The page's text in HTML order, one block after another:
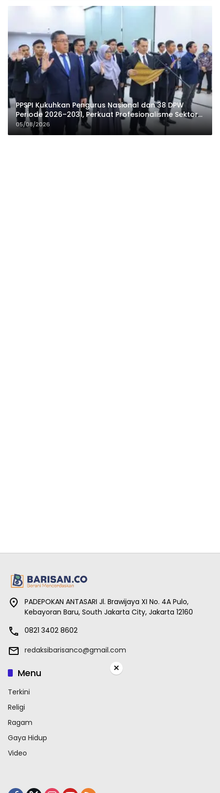
PPSPI Kukuhkan Pengurus Nasional dan 38 DPW
Periode 2026–2031, Perkuat Profesionalisme Sektor
Publik
05/08/2026
PADEPOKAN ANTASARI Jl. Brawijaya XI No. 4A Pulo,
Kebayoran Baru, South Jakarta City, Jakarta 12160
0821 3402 8602
redaksibarisanco@gmail.com
Menu
Terkini
Religi
Ragam
Gaya Hidup
Video
×